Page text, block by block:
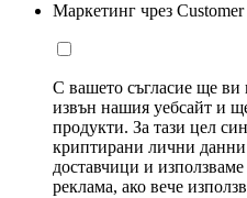
Маркетинг чрез
С вашето съгласие ще
извън нашия уебсайт и
продукти. За тази цел
криптирани лични
доставчици и
реклама, ако вече